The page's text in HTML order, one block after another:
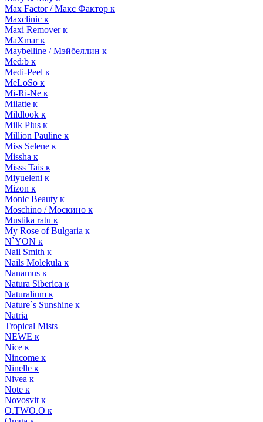
Max Factor / Макс Фактор к
Maxclinic к
Maxi Remover к
MaXmar к
Maybelline / Мэйбеллин к
Med:b к
Medi-Peel к
MeLoSo к
Mi-Ri-Ne к
Milatte к
Mildlook к
Milk Plus к
Million Pauline к
Miss Selene к
Missha к
Misss Tais к
Miyueleni к
Mizon к
Monic Beauty к
Moschino / Москино к
Mustika ratu к
My Rose of Bulgaria к
N`YON к
Nail Smith к
Nails Molekula к
Nanamus к
Natura Siberica к
Naturalium к
Nature`s Sunshine к
Natria
Tropical Mists
NEWE к
Nice к
Nincome к
Ninelle к
Nivea к
Note к
Novosvit к
O.TWO.O к